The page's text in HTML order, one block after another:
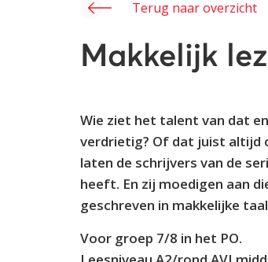
Terug naar overzicht
Makkelijk
Wie ziet het talent van dat
verdrietig? Of dat juist altijd
laten de schrijvers van de
heeft. En zij moedigen aan
geschreven in makkelijke
Voor groep 7/8 in het PO.